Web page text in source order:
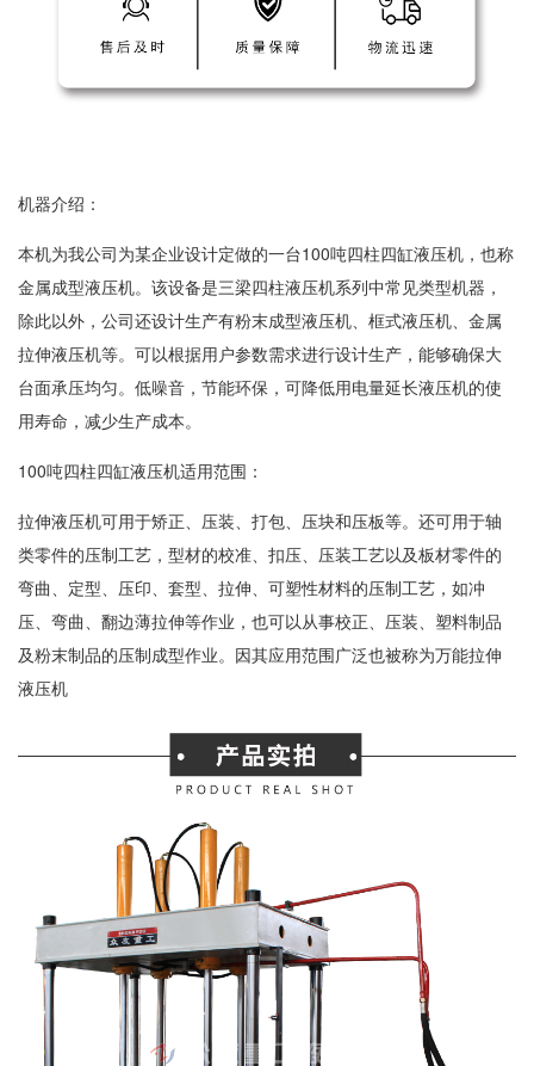
机器介绍：
本机为我公司为某企业设计定做的一台100吨四柱四缸液压机，也称
金属成型液压机。该设备是三梁四柱液压机系列中常见类型机器，
除此以外，公司还设计生产有粉末成型液压机、 框式液压机 、金属
拉伸液压机等。可以根据用户参数需求进行设计生产，能够确保大
台面承压均匀。低噪音，节能环保，可降低用电量延长液压机的使
用寿命，减少生产成本。
100吨四柱四缸液压机适用范围：
拉伸液压机可用于矫正、压装、打包、压块和压板等。还可用于轴
类零件的压制工艺，型材的校准、扣压、压装工艺以及板材零件的
弯曲、定型、压印、套型、拉伸、可塑性材料的压制工艺，如冲
压、弯曲、翻边薄拉伸等作业，也可以从事校正、压装、塑料制品
及粉末制品的压制成型作业。因其应用范围广泛也被称为万能拉伸
液压机